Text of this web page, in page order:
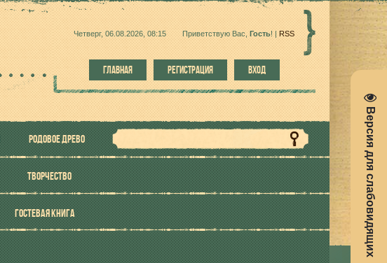
Версия для слабовидящих
Четверг, 06.08.2026, 08:15 Приветствую Вас Гость! | RSS
ГЛАВНАЯ РЕГИСТРАЦИЯ ВХОД
РОДОВОЕ ДРЕВО
ТВОРЧЕСТВО
ГОСТЕВАЯ КНИГА